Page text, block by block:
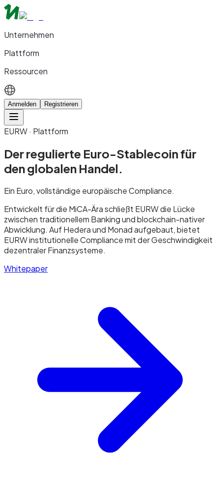
Unternehmen
Plattform
Ressourcen
Anmelden Registrieren
EURW · Plattform
Der regulierte Euro-Stablecoin für
den globalen Handel.
Ein Euro, vollständige europäische Compliance.
Entwickelt für die MiCA-Ära schließt EURW die Lücke
zwischen traditionellem Banking und blockchain-nativer
Abwicklung. Auf Hedera und Monad aufgebaut, bietet
EURW institutionelle Compliance mit der Geschwindigkeit
dezentraler Finanzsysteme.
Whitepaper